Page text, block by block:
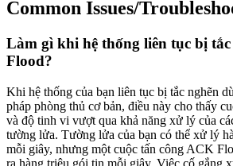
Common Issues/
Làm gì khi hệ thống liên tục bị
Flood?
Khi hệ thống của bạn liên tục bị tắc nghẽn
pháp phòng thủ cơ bản, điều này cho thấy
và độ tinh vi vượt qua khả năng xử lý của
tường lửa. Tường lửa của bạn có thể xử lý
mỗi giây, nhưng một cuộc tấn công ACK
ra hàng triệu gói tin mỗi giây. Việc cố gắng